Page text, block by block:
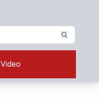
Video